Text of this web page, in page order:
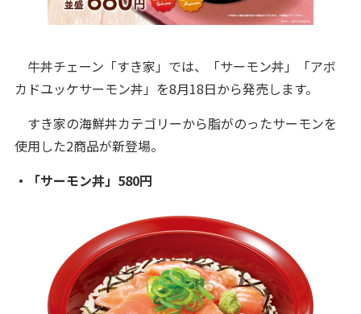
牛丼チェーン「すき家」では、「サーモン丼」「アボ
カドユッケサーモン丼」を8月18日から発売します。
すき家の海鮮丼カテゴリーから脂がのったサーモンを
使用した2商品が新登場。
・「サーモン丼」580円